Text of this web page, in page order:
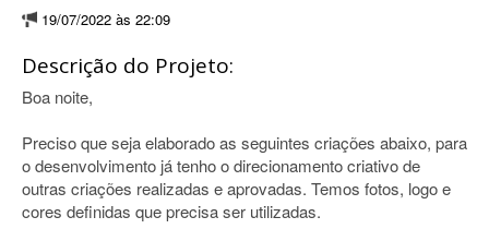
19/07/2022 às 22:09
Descrição do Projeto:
Boa noite,
Preciso que seja elaborado as seguintes criações abaixo, para
o desenvolvimento já tenho o direcionamento criativo de
outras criações realizadas e aprovadas. Temos fotos, logo e
cores definidas que precisa ser utilizadas.